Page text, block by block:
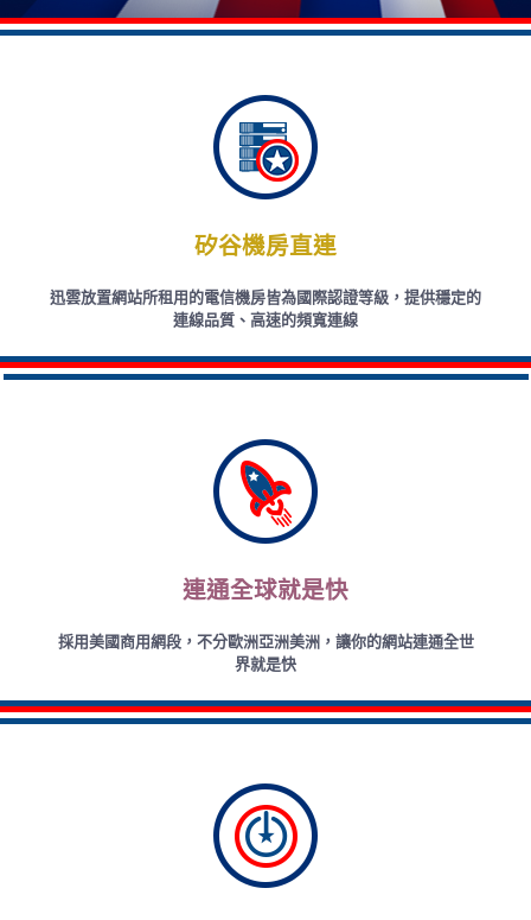
矽谷機房直連
迅雲放置網站所租用的電信機房皆為國際認證等級，提供穩定的
連線品質、高速的頻寬連線
連通全球就是快
採用美國商用網段，不分歐洲亞洲美洲，讓你的網站連通全世
界就是快